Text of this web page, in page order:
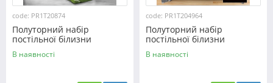
code: PR1T20874
Полуторний набір
постільної білизни
150*220 із полікотону
№20874 Черешенька™
В наявності
code: PR1T204964
Полуторний набір
постільної білизни
150*220 із полікотону
№204964 Черешенька™
В наявності